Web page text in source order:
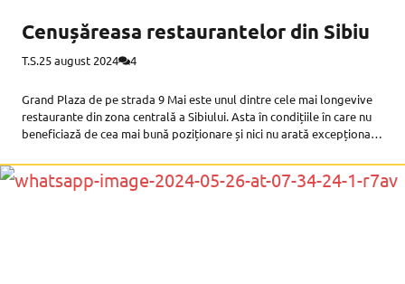
Cenușăreasa restaurantelor din Sibiu
T.S.25 august 2024 4
Grand Plaza de pe strada 9 Mai este unul dintre cele mai longevive
restaurante din zona centrală a Sibiului. Asta în condițiile în care nu
beneficiază de cea mai bună poziționare și nici nu arată excepțional.